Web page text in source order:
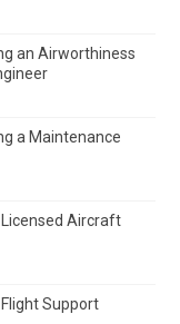
an Airworthiness
a Maintenance
Licensed Aircraft
Support